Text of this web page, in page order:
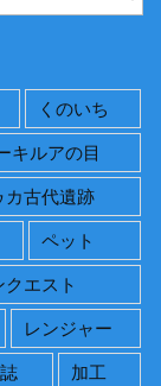
くのいち
キルアの目
カ古代遺跡
ペット
クエスト
レンジャー
加工